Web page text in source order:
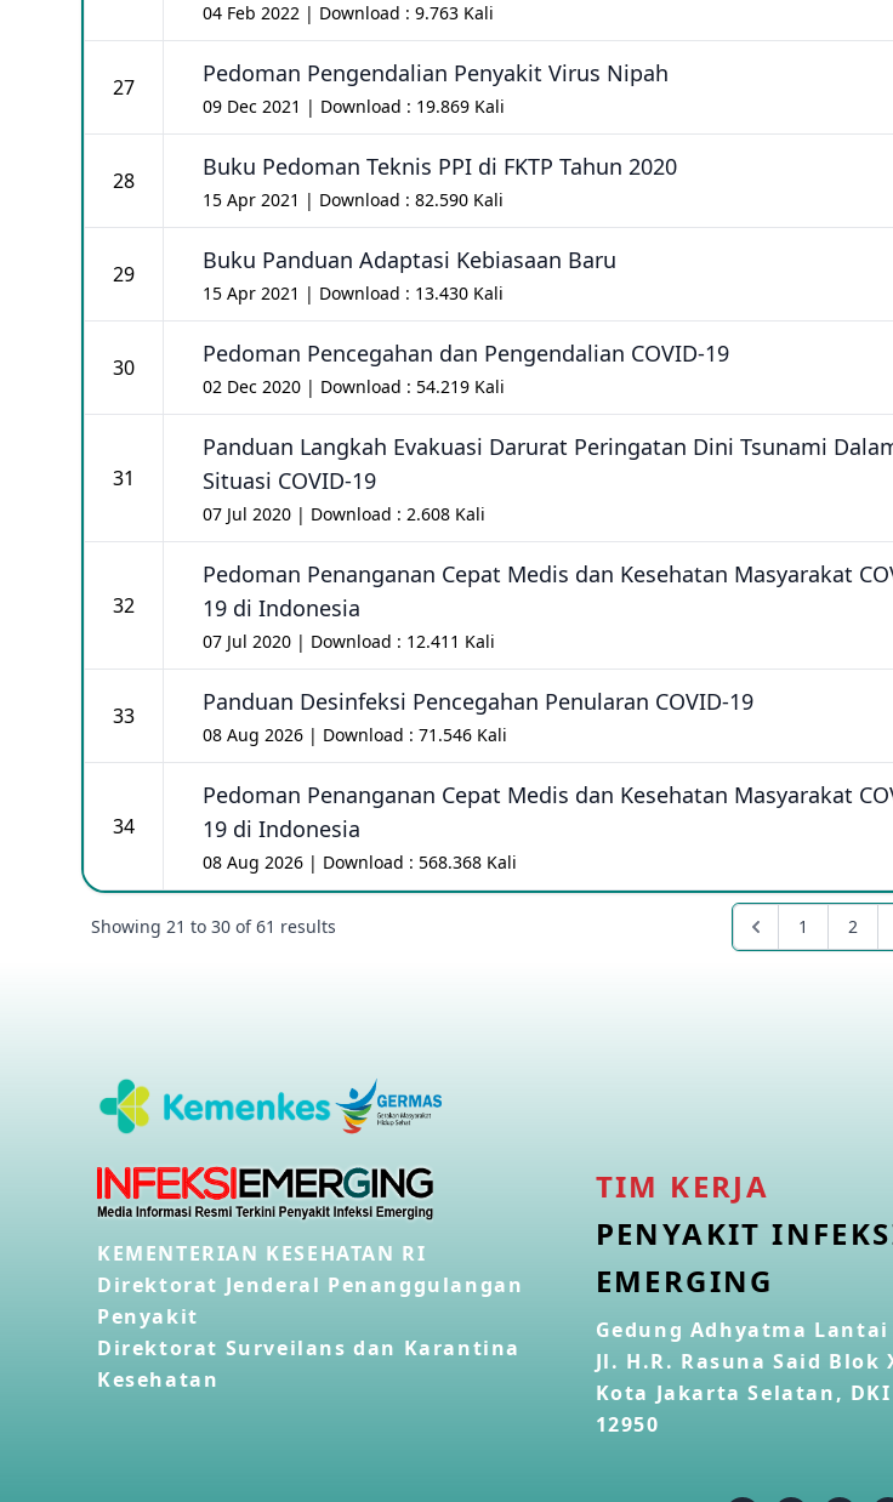
04 Feb 2022 | Download : 9.763 Kali
27 Pedoman Pengendalian Penyakit Virus Nipah
09 Dec 2021 | Download : 19.869 Kali
28 Buku Pedoman Teknis PPI di FKTP Tahun 2020
15 Apr 2021 | Download : 82.590 Kali
29 Buku Panduan Adaptasi Kebiasaan Baru
15 Apr 2021 | Download : 13.430 Kali
30 Pedoman Pencegahan dan Pengendalian COVID-19
02 Dec 2020 | Download : 54.219 Kali
31
Panduan Langkah Evakuasi Darurat Peringatan Dini Tsunami
Situasi COVID-19
07 Jul 2020 | Download : 2.608 Kali
32
Pedoman Penanganan Cepat Medis dan Kesehatan Masyarakat
19 di Indonesia
07 Jul 2020 | Download : 12.411 Kali
33 Panduan Desinfeksi Pencegahan Penularan COVID-19
08 Aug 2026 | Download : 71.546 Kali
34
Pedoman Penanganan Cepat Medis dan Kesehatan Masyarakat
19 di Indonesia
08 Aug 2026 | Download : 568.368 Kali
Showing 21 to 30 of61 results 1 2
KEMENTERIAN KESEHATAN RI
Direktorat Jenderal Penanggulangan
Penyakit
Direktorat Surveilans dan Karantina
Kesehatan
TIM KERJA
PENYAKIT
EMERGING
Gedung Adhyatma Lantai
Jl. H.R. Rasuna Said Blok
Kota Jakarta Selatan,
12950